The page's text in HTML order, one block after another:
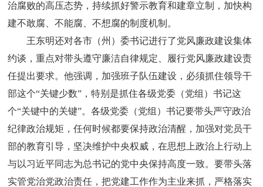
治腐败的高压态势，持续抓好警示教育和建章立制，加快构
建不敢腐、不能腐、不想腐的制度机制。
王东明还对各市（州）委书记进行了党风廉政建设集体
约谈，重点对带头遵守廉洁自律规定、履行党风廉政建设责
任提出要求。他强调，加强班子队伍建设，必须抓住领导干
部这个“关键少数”，特别是抓住各级党委（党组）书记这
个“关键中的关键”。各级党委（党组）书记要带头严守政治
纪律政治规矩，任何时候都要保持政治清醒，加强对党员干
部的教育引导，坚决维护中央权威，在思想上政治上行动上
与以习近平同志为总书记的党中央保持高度一致。要带头落
实管党治党政治责任，把党建工作作为主业来抓，严格落实